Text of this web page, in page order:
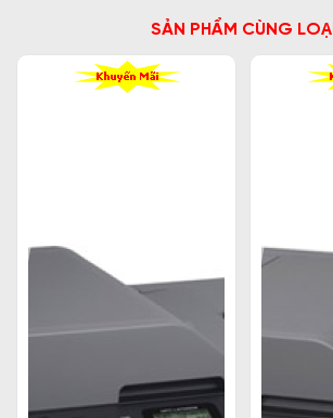
SẢN PHẨM CÙNG LOẠI